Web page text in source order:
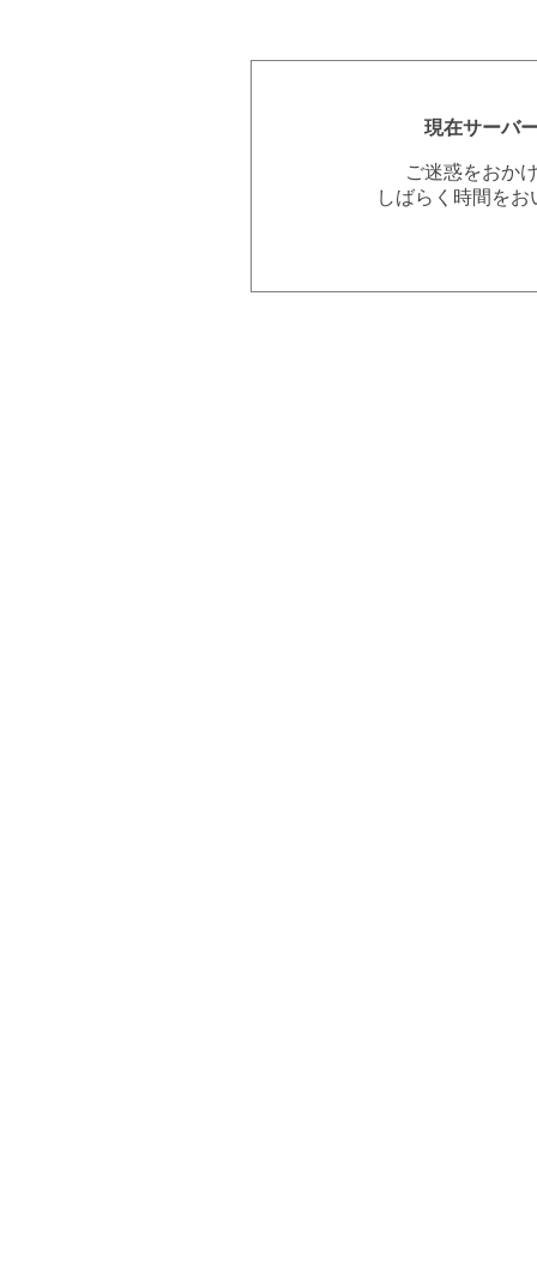
現在サーバ
ご迷惑をおか
しばらく時間を